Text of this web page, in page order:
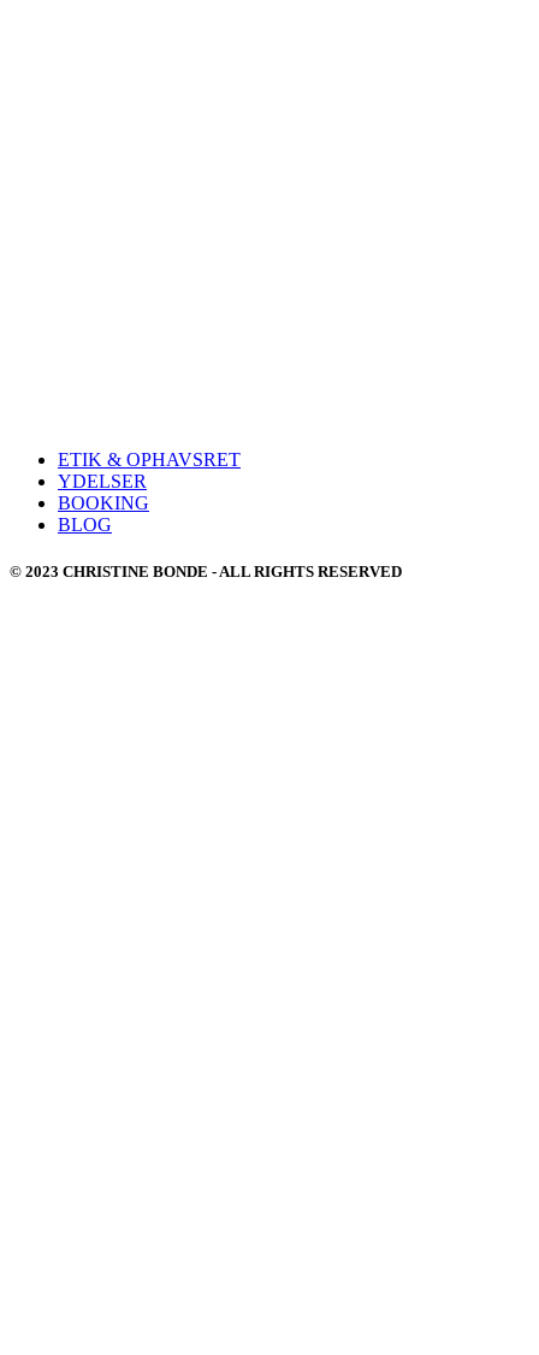
ETIK & OPHAVSRET
YDELSER
BOOKING
BLOG
© 2023 CHRISTINE BONDE - ALL RIGHTS RESERVED